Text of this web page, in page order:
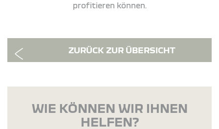
profitieren können.
ZURÜCK ZUR ÜBERSICHT
WIE KÖNNEN WIR IHNEN
HELFEN?